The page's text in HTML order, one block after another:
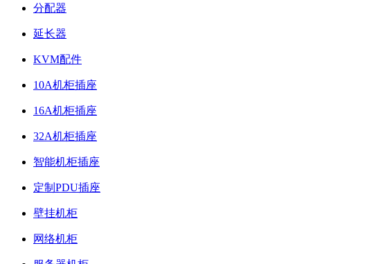
分配器
延长器
KVM配件
10A机柜插座
16A机柜插座
32A机柜插座
智能机柜插座
定制PDU插座
壁挂机柜
网络机柜